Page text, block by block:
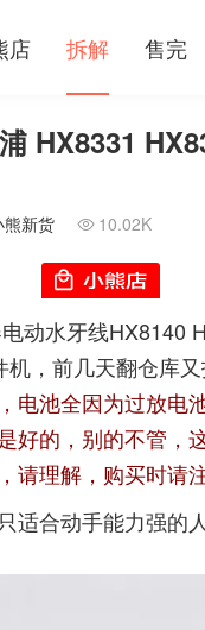
店 拆解 售完
HX8331
熊新货  10.02K
动水牙线HX8140
，前几天翻仓库
电池全因为过放电
好的，别的不管，
理解，购买时请注
适合动手能力强的